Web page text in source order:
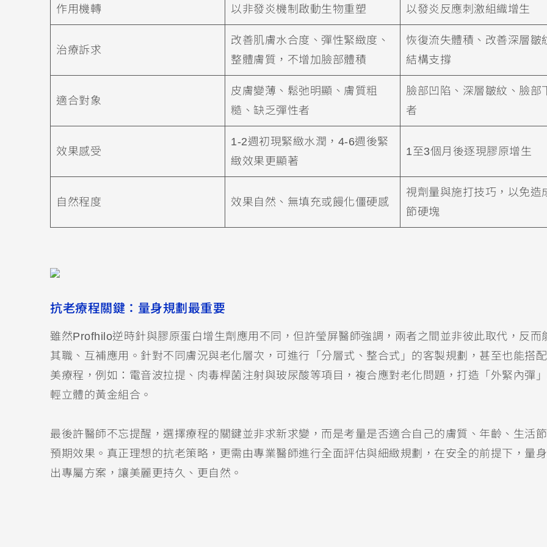
作用機轉 以非發炎機制啟動生物重塑 以發炎反應刺激組織增生
治療訴求
改善肌膚水合度、彈性緊緻度、
整體膚質，不增加臉部體積
恢復流失體積、改善深層皺
結構支撐
適合對象
皮膚變薄、鬆弛明顯、膚質粗
糙、缺乏彈性者
臉部凹陷、深層皺紋、臉部
者
效果感受
1-2週初現緊緻水潤，4-6週後緊
緻效果更顯著
1至3個月後逐現膠原增生
自然程度 效果自然、無填充或饅化僵硬感
視劑量與施打技巧，以免造
節硬塊
抗老療程關鍵：量身規劃最重要
雖然Profhilo逆時針與膠原蛋白增生劑應用不同，但許瑩屏醫師強調，兩者之間並非彼此取代，反而
其職、互補應用。針對不同膚況與老化層次，可進行「分層式、整合式」的客製規劃，甚至也能搭
美療程，例如：電音波拉提、肉毒桿菌注射與玻尿酸等項目，複合應對老化問題，打造「外緊內彈
輕立體的黃金組合。
最後許醫師不忘提醒，選擇療程的關鍵並非求新求變，而是考量是否適合自己的膚質、年齡、生活
預期效果。真正理想的抗老策略，更需由專業醫師進行全面評估與細緻規劃，在安全的前提下，量
出專屬方案，讓美麗更持久、更自然。